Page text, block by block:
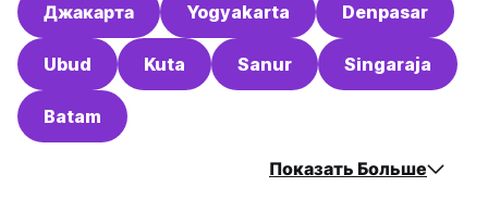
Джакарта Yogyakarta Denpasar
Ubud Kuta Sanur Singaraja
Batam
Показать Больше